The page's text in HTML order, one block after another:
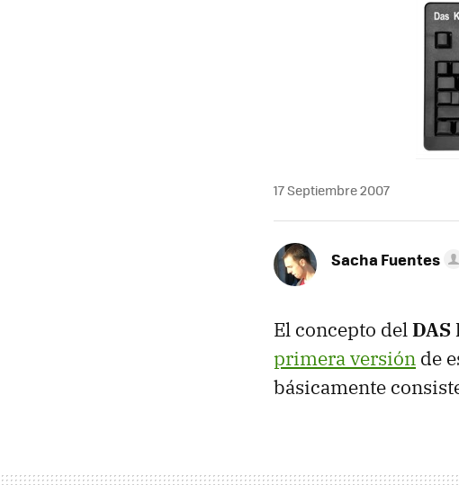
17 Septiembre 2007
Sacha Fuentes
El concepto del
primera versión de
básicamente